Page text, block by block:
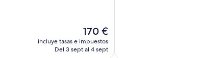
El
precio
actual
170 €
incluye tasas e impuestos
Del 3 sept al 4 sept